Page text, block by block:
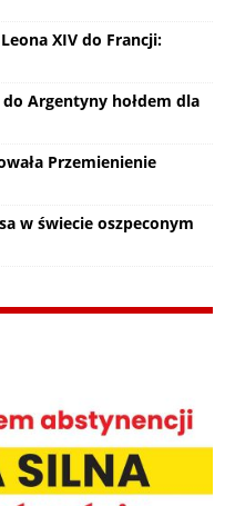
XIV do Francji:
do Argentyny hołdem dla
Przemienienie
w świecie oszpeconym